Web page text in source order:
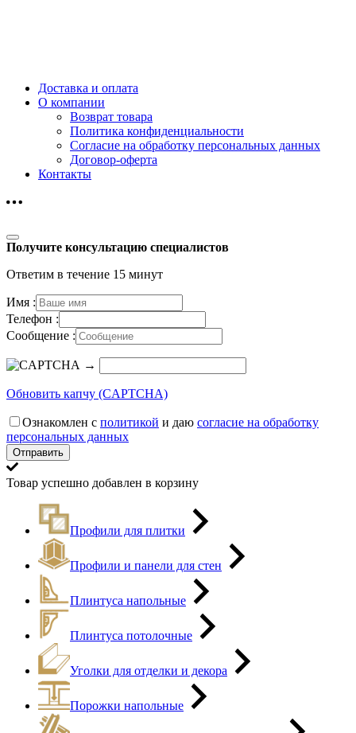
Доставка и оплата
О компании
Возврат товара
Политика конфиденциальности
Согласие на обработку персональных данных
Договор-оферта
Контакты
Получите консультацию специалистов
Ответим в течение 15 минут
Имя :
Телефон :
Сообщение :
→
Обновить капчу (CAPTCHA)
Ознакомлен с политикой и даю согласие на обработку
персональных данных
Товар успешно добавлен в корзину
Профили для плитки
Профили и панели для стен
Плинтуса напольные
Плинтуса потолочные
Уголки для отделки и декора
Порожки напольные